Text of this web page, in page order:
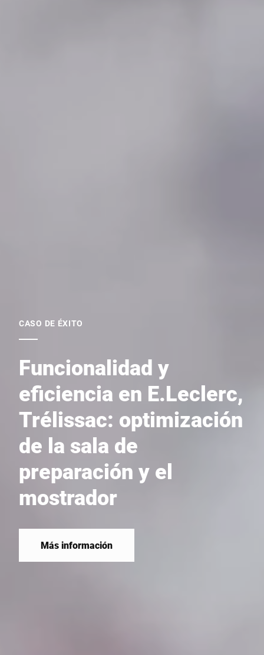
CASO DE ÉXITO
Funcionalidad y
eficiencia en E.Leclerc,
Trélissac: optimización
de la sala de
preparación y el
mostrador
Más información